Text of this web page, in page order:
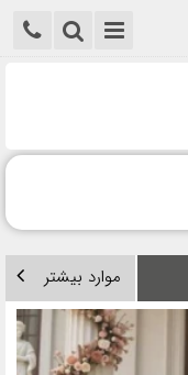
موارد بیشتر